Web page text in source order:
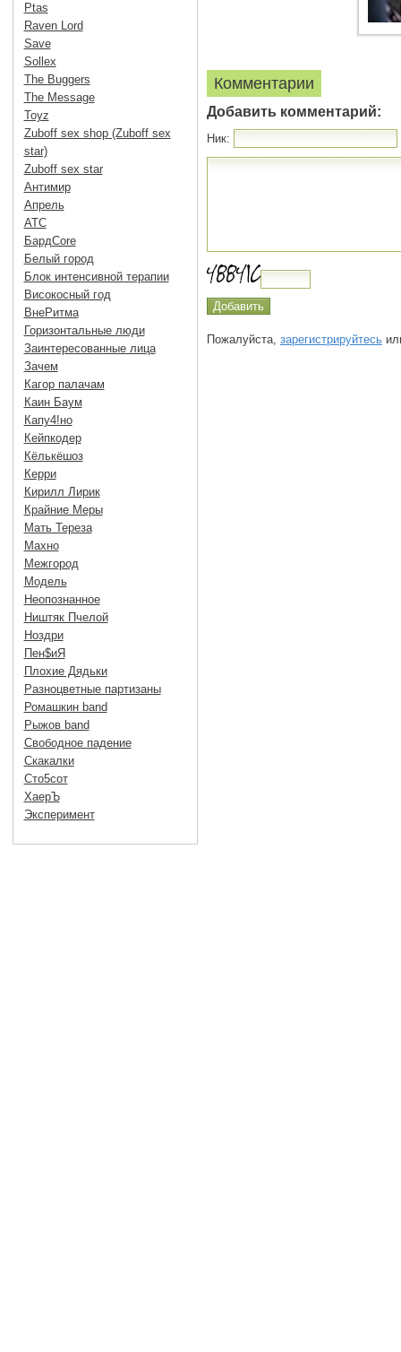
Комментарии
Добавить комментарий:
Ник:
Пожалуйста, зарегистрируйтесь
Ptas
Raven Lord
Save
Sollex
The Buggers
The Message
Toyz
Zuboff sex shop (Zuboff sex
star)
Zuboff sex star
Антимир
Апрель
АТС
БардCore
Белый город
Блок интенсивной терапии
Високосный год
ВнеРитма
Горизонтальные люди
Заинтересованные лица
Зачем
Кагор палачам
Каин Баум
Капу4!но
Кейпкодер
Кёлькёшоз
Керри
Кирилл Лирик
Крайние Меры
Мать Тереза
Махно
Межгород
Модель
Неопознанное
Ништяк Пчелой
Ноздри
Пен$иЯ
Плохие Дядьки
Разноцветные партизаны
Ромашкин band
Рыжов band
Свободное падение
Скакалки
Сто5сот
ХаерЪ
Эксперимент